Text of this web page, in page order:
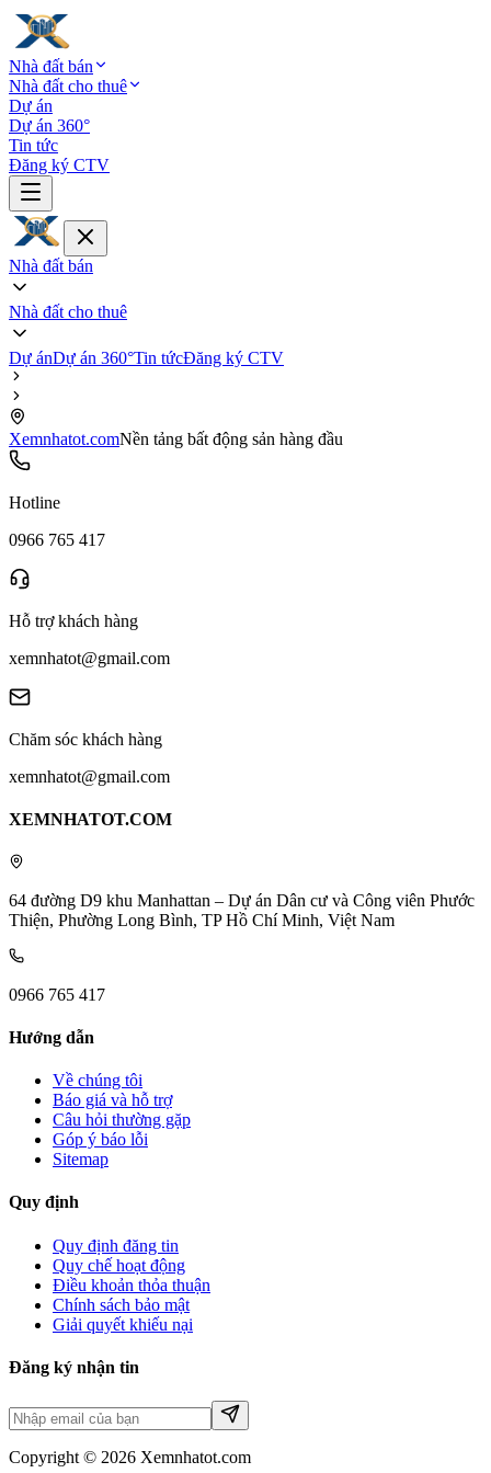
Nhà đất bán
Nhà đất cho thuê
Dự án
Dự án 360°
Tin tức
Đăng ký CTV
Nhà đất bán
Nhà đất cho thuê
Dự ánDự án 360°Tin tứcĐăng ký CTV
Xemnhatot.comNền tảng bất động sản hàng đầu
Hotline
0966 765 417
Hỗ trợ khách hàng
xemnhatot@gmail.com
Chăm sóc khách hàng
xemnhatot@gmail.com
XEMNHATOT.COM
64 đường D9 khu Manhattan – Dự án Dân cư và Công viên Phước
Thiện, Phường Long Bình, TP Hồ Chí Minh, Việt Nam
0966 765 417
Hướng dẫn
Về chúng tôi
Báo giá và hỗ trợ
Câu hỏi thường gặp
Góp ý báo lỗi
Sitemap
Quy định
Quy định đăng tin
Quy chế hoạt động
Điều khoản thỏa thuận
Chính sách bảo mật
Giải quyết khiếu nại
Đăng ký nhận tin
Copyright © 2026 Xemnhatot.com